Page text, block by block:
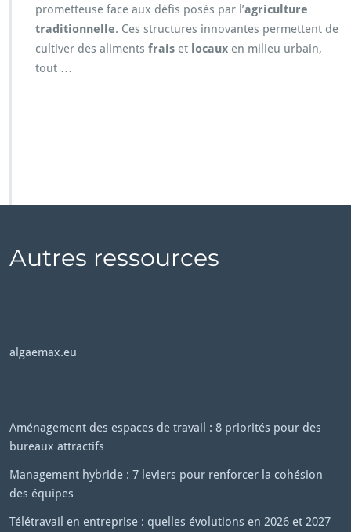
prometteuse face aux défis posés par l’agriculture
traditionnelle. Ces structures innovantes permettent de
cultiver des aliments frais et locaux en milieu urbain,
tout …
Autres ressources
algaemax.eu
Aménagement des espaces de travail : 8 priorités pour des
bureaux attractifs
Management hybride : 7 leviers pour renforcer la cohésion
des équipes
Télétravail en entreprise : quelles évolutions en 2026 et 2027